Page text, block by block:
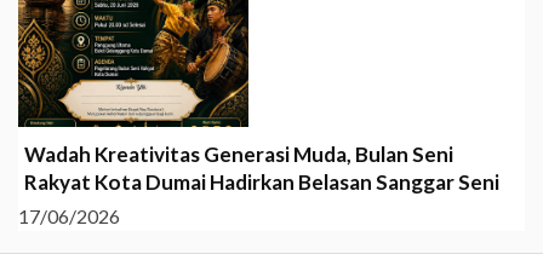
Wadah Kreativitas Generasi Muda, Bulan Seni
Rakyat Kota Dumai Hadirkan Belasan Sanggar Seni
17/06/2026